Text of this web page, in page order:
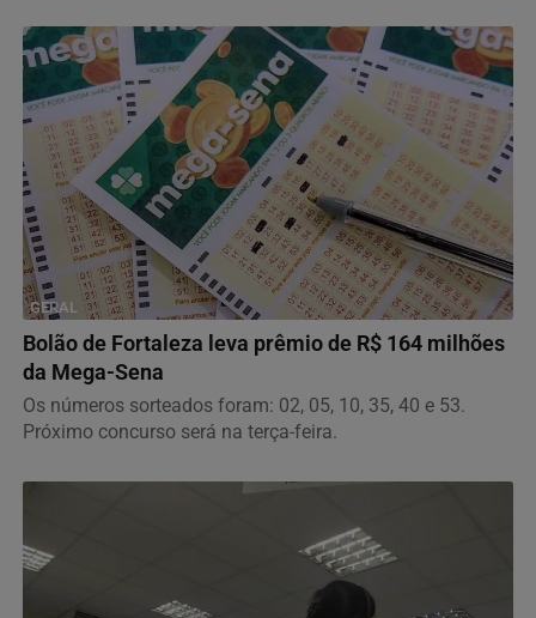
GERAL
Bolão de Fortaleza leva prêmio de R$ 164 milhões
da Mega-Sena
Os números sorteados foram: 02, 05, 10, 35, 40 e 53.
Próximo concurso será na terça-feira.